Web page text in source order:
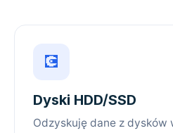
💽
Dyski HDD/SSD
Odzyskuję dane z dysków